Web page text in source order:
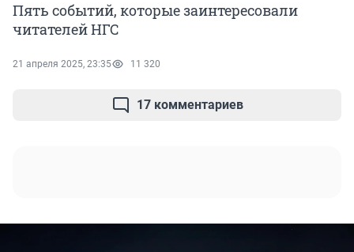
Пять событий, которые заинтересовали
читателей НГС
21 апреля 2025, 23:35 11 320
17 комментариев